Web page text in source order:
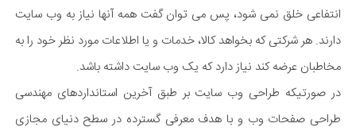
انتفاعی خلق نمی شود، پس می توان گفت همه آنها نیاز به وب سایت
دارند. هر شرکتی که بخواهد کالا، خدمات و یا اطلاعات مورد نظر خود را به
مخاطبان عرضه کند نیاز دارد که یک وب سایت داشته باشد.
در صورتیکه طراحی وب سایت بر طبق آخرین استانداردهای مهندسی
طراحی صفحات وب و با هدف معرفی گسترده در سطح دنیای مجازی